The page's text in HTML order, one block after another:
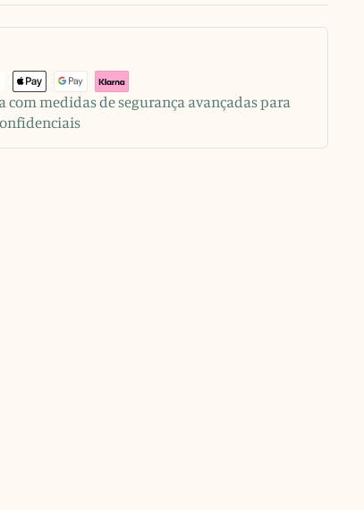
com medidas de segurança avançadas para